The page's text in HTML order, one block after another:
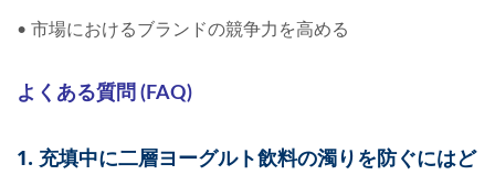
• 市場におけるブランドの競争力を高める
よくある質問 (FAQ)
1. 充填中に二層ヨーグルト飲料の濁りを防ぐにはど